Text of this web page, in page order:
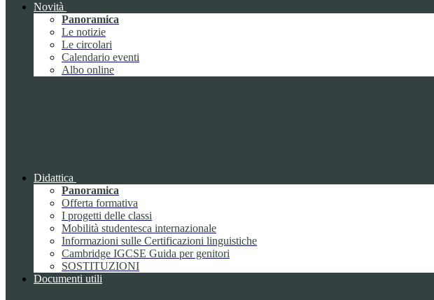
Novità
Panoramica
Le notizie
Le circolari
Calendario eventi
Albo online
Didattica
Panoramica
Offerta formativa
I progetti delle classi
Mobilità studentesca internazionale
Informazioni sulle Certificazioni linguistiche
Cambridge IGCSE Guida per genitori
SOSTITUZIONI
Documenti utili